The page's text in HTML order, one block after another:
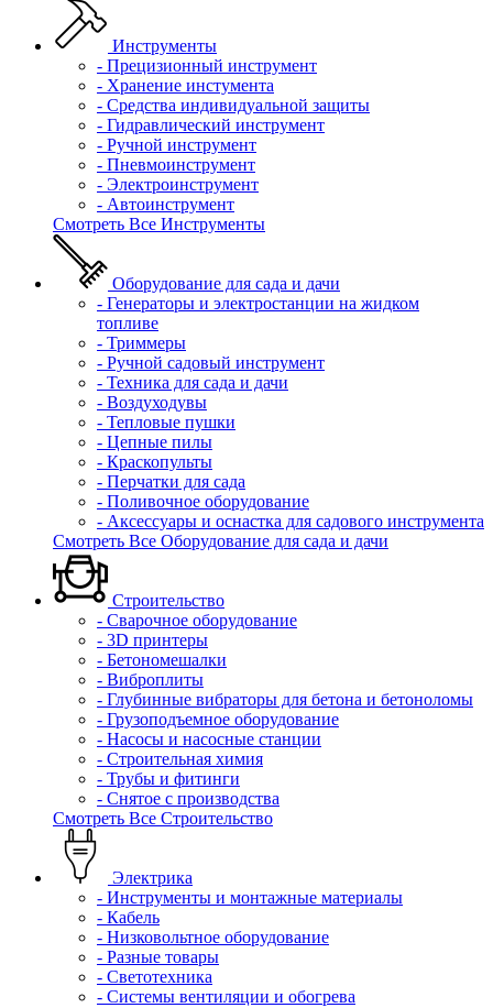
Инструменты
- Прецизионный инструмент
- Хранение инстумента
- Средства индивидуальной защиты
- Гидравлический инструмент
- Ручной инструмент
- Пневмоинструмент
- Электроинструмент
- Автоинструмент
Смотреть Все Инструменты
Оборудование для сада и дачи
- Генераторы и электростанции на жидком
топливе
- Триммеры
- Ручной садовый инструмент
- Техника для сада и дачи
- Воздуходувы
- Тепловые пушки
- Цепные пилы
- Краскопульты
- Перчатки для сада
- Поливочное оборудование
- Аксессуары и оснастка для садового инструмента
Смотреть Все Оборудование для сада и дачи
Строительство
- Сварочное оборудование
- 3D принтеры
- Бетономешалки
- Виброплиты
- Глубинные вибраторы для бетона и бетоноломы
- Грузоподъемное оборудование
- Насосы и насосные станции
- Строительная химия
- Трубы и фитинги
- Снятое с производства
Смотреть Все Строительство
Электрика
- Инструменты и монтажные материалы
- Кабель
- Низковольтное оборудование
- Разные товары
- Светотехника
- Системы вентиляции и обогрева